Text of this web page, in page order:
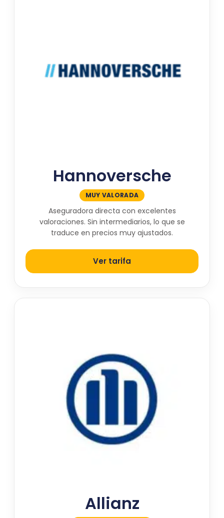
Hannoversche
MUY VALORADA
Aseguradora directa con excelentes
valoraciones. Sin intermediarios, lo que se
traduce en precios muy ajustados.
Ver tarifa
Allianz